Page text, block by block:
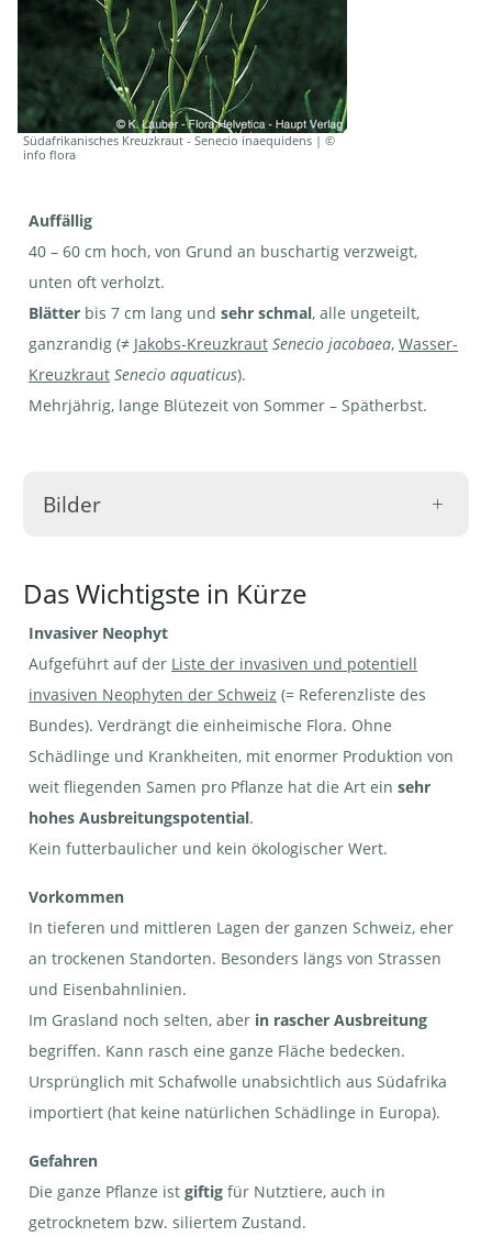
Südafrikanisches Kreuzkraut - Senecio inaequidens | ©
info flora
Auffällig
40 – 60 cm hoch, von Grund an buschartig verzweigt,
unten oft verholzt.
Blätter bis 7 cm lang und sehr schmal, alle ungeteilt,
ganzrandig (≠ Jakobs-Kreuzkraut Senecio jacobaea, Wasser-
Kreuzkraut Senecio aquaticus).
Mehrjährig, lange Blütezeit von Sommer – Spätherbst.
Bilder
Südafrikanisches
Kreuzkraut - Senecio
inaequidens | ©
E.Jörg_neophyt.ch
Südafrikanisches
Kreuzkraut - Senecio
inaequidens | ©
E.Jörg_neophyt.ch
Südafrikanisches
Kreuzkraut -
Senecio
inaequidens | ©
E.Jörg_neophyt.ch
Südafrikanisches
Mittelstreifen
E.Jörg_neophyt.ch
Südafrikanisches
Das Wichtigste in Kürze
Invasiver Neophyt
Aufgeführt auf der Liste der invasiven und potentiell
invasiven Neophyten der Schweiz (= Referenzliste des
Bundes). Verdrängt die einheimische Flora. Ohne
Schädlinge und Krankheiten, mit enormer Produktion von
weit fliegenden Samen pro Pflanze hat die Art ein sehr
hohes Ausbreitungspotential.
Kein futterbaulicher und kein ökologischer Wert.
Vorkommen
In tieferen und mittleren Lagen der ganzen Schweiz, eher
an trockenen Standorten. Besonders längs von Strassen
und Eisenbahnlinien.
Im Grasland noch selten, aber in rascher Ausbreitung
begriffen. Kann rasch eine ganze Fläche bedecken.
Ursprünglich mit Schafwolle unabsichtlich aus Südafrika
importiert (hat keine natürlichen Schädlinge in Europa).
Gefahren
Die ganze Pflanze ist giftig für Nutztiere, auch in
getrocknetem bzw. siliertem Zustand.